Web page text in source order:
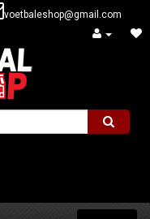
voetbaleshop@gmail.com